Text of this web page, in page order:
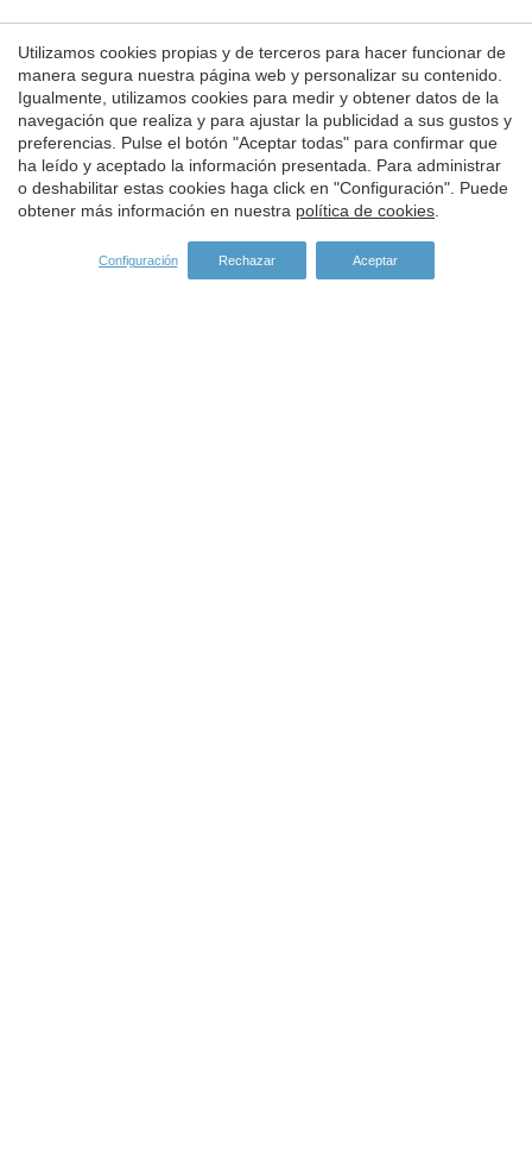
SPONSORS
Utilizamos cookies propias y de terceros para hacer funcionar de
manera segura nuestra página web y personalizar su contenido.
Igualmente, utilizamos cookies para medir y obtener datos de la
navegación que realiza y para ajustar la publicidad a sus gustos y
preferencias. Pulse el botón "Aceptar todas" para confirmar que
ha leído y aceptado la información presentada. Para administrar
o deshabilitar estas cookies haga click en "Configuración". Puede
obtener más información en nuestra política de cookies.
Configuración Rechazar Aceptar
Guardar configuración Aceptar todas